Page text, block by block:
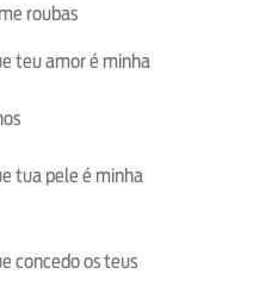
roubas
teu amor é minha
tua pele é minha
concedo os teus